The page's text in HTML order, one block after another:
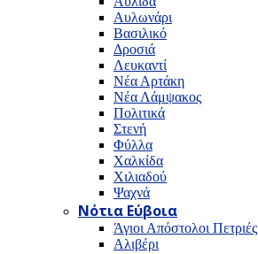
Αυλωνάρι
Βασιλικό
Δροσιά
Λευκαντί
Νέα Αρτάκη
Νέα Λάμψακος
Πολιτικά
Στενή
Φύλλα
Χαλκίδα
Χιλιαδού
Ψαχνά
Νότια Εύβοια
Άγιοι Απόστολοι Πετριές
Αλιβέρι